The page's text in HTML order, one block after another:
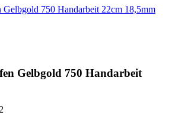
Gelbgold 750 Handarbeit